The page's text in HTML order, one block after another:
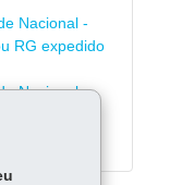
Nacional -
RG expedido
Nacional -
expedido